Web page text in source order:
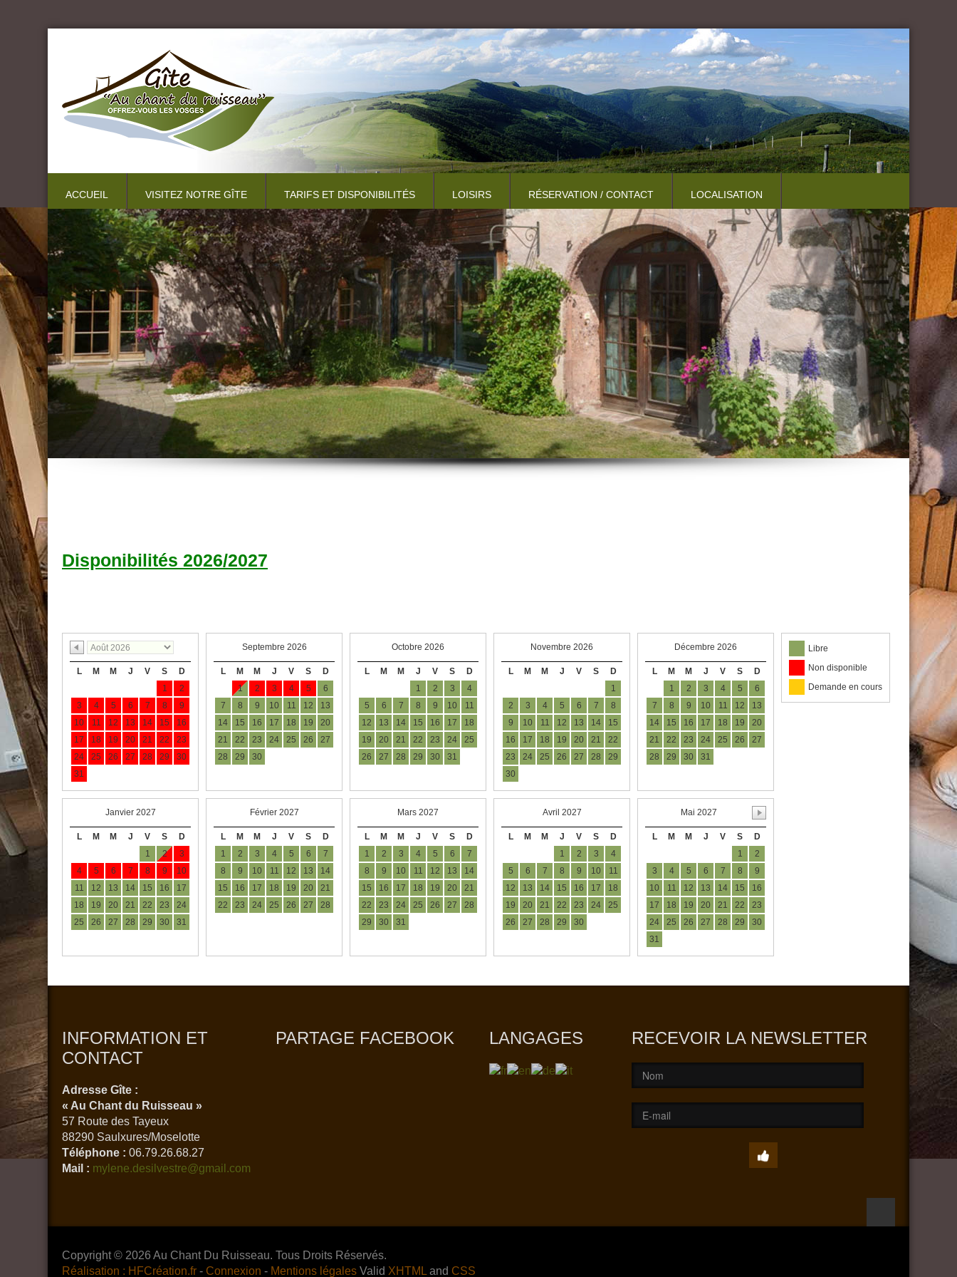
ACCUEIL VISITEZ NOTRE GÎTE TARIFS ET DISPONIBILITÉS LOISIRS RÉSERVATION / CONTACT LOCALISATION
Disponibilités 2026/2027
L M M J V S
D
1
2
3
4 5 6 7 8
9
10
11 12 13 14 15
16
17
18 19 20 21 22
23
24
25 26 27 28 29
30
31
Septembre 2026
L M M J V S
D
1
2 3 4 5
6
7
8 9 10 11 12
13
14
15 16 17 18 19
20
21
22 23 24 25 26
27
28
29 30
Octobre 2026
L M M J V S
D
1
2 3
4
5
6 7 8 9 10
11
12
13 14 15 16 17
18
19
20 21 22 23 24
25
26
27 28 29 30 31
Novembre 2026
L M M J V S
D
1
2
3 4 5 6 7
8
9
10 11 12 13 14
15
16
17 18 19 20 21
22
23
24 25 26 27 28
29
30
Décembre 2026
L M M J V S
D
1
2 3 4 5
6
7
8 9 10 11 12
13
14
15 16 17 18 19
20
21
22 23 24 25 26
27
28
29 30 31
Janvier 2027
L M M J V S
D
1
2
3
4
5 6 7 8 9
10
11
12 13 14 15 16
17
18
19 20 21 22 23
24
25
26 27 28 29 30 31
Février 2027
L M M J V S
D
1
2 3 4 5 6
7
8
9 10 11 12 13
14
15
16 17 18 19 20
21
22
23 24 25 26 27 28
Mars 2027
L M M J V S
D
1
2 3 4 5 6
7
8
9 10 11 12 13
14
15
16 17 18 19 20
21
22
23 24 25 26 27
28
29
30 31
Avril 2027
L M M J V S
D
1
2 3
4
5
6 7 8 9 10
11
12
13 14 15 16 17
18
19
20 21 22 23 24
25
26
27 28 29 30
Mai 2027
L M M J V S
D
1
2
3
4 5 6 7 8
9
10
11 12 13 14 15
16
17
18 19 20 21 22
23
24
25 26 27 28 29
30
31
Libre
Non disponible
Demande en cours
INFORMATION ET
CONTACT
Adresse Gîte :
« Au Chant du Ruisseau »
57 Route des Tayeux
88290 Saulxures/Moselotte
Téléphone : 06.79.26.68.27
Mail : mylene.desilvestre@gmail.com
PARTAGE FACEBOOK LANGAGES RECEVOIR LA NEWSLETTER
Copyright © 2026 Au Chant Du Ruisseau. Tous Droits Réservés.
Réalisation : HFCréation.fr - Connexion - Mentions légales Valid XHTML and CSS